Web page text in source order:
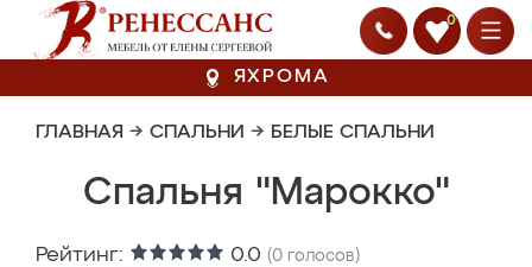
0
ЯХРОМА
ГЛАВНАЯ → СПАЛЬНИ → БЕЛЫЕ СПАЛЬНИ
Спальня "Марокко"
Рейтинг: 0.0 (0 голосов)